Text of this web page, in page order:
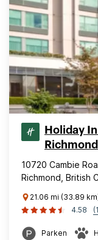
Holiday
Richmond
10720 Cambie
Richmond, British
21.06 mi (33.89
4.58
Parken